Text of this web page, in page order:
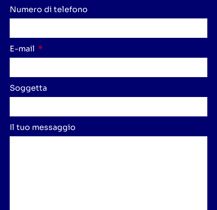
Numero di telefono
E-mail
Soggetta
Il tuo messaggio